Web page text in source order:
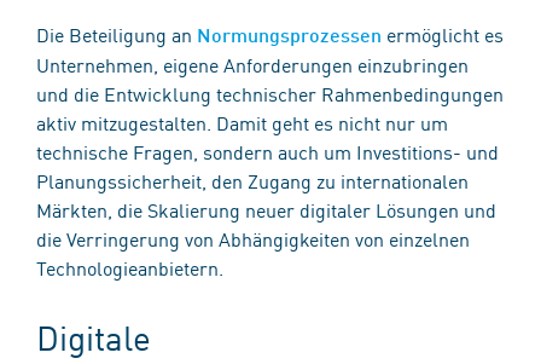
Die Beteiligung an Normungsprozessen ermöglicht es
Unternehmen, eigene Anforderungen einzubringen
und die Entwicklung technischer Rahmenbedingungen
aktiv mitzugestalten. Damit geht es nicht nur um
technische Fragen, sondern auch um Investitions- und
Planungssicherheit, den Zugang zu internationalen
Märkten, die Skalierung neuer digitaler Lösungen und
die Verringerung von Abhängigkeiten von einzelnen
Technologieanbietern.
Digitale